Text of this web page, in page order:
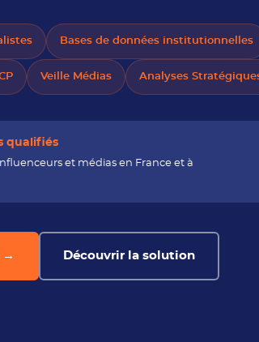
Bases de données institutionnelles
Veille Médias Analyses
qualifiés
et médias en France et à
→ Découvrir la solution